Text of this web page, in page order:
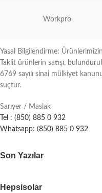
Workpro
Yasal Bilgilendirme:
Taklit ürünlerin satışı,
6769 sayılı sinai mülkiyet
suçtur.
Sarıyer / Maslak
Tel : (850) 885 0 932
Whatsapp: (850) 885 0 932
Son Yazılar
Hepsisolar